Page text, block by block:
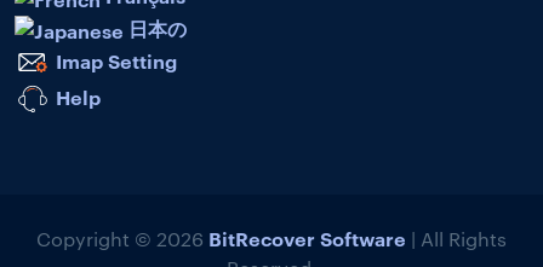
日本の
Imap Setting
Help
Copyright © 2026 BitRecover Software | All Rights